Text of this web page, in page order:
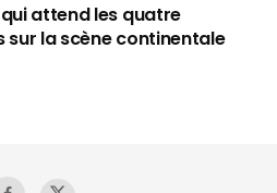
attend les quatre
la scène continentale